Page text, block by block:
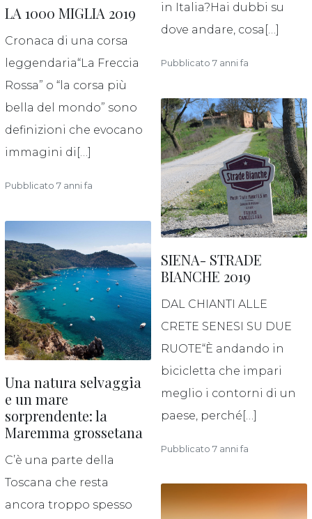
in Italia?Hai dubbi su
dove andare, cosa[…]
Pubblicato 7 anni fa
LA 1000 MIGLIA 2019
Cronaca di una corsa
leggendaria“La Freccia
Rossa” o “la corsa più
bella del mondo” sono
definizioni che evocano
immagini di[…]
Pubblicato 7 anni fa
SIENA- STRADE
BIANCHE 2019
DAL CHIANTI ALLE
CRETE SENESI SU DUE
RUOTE“È andando in
bicicletta che impari
meglio i contorni di un
paese, perché[…]
Pubblicato 7 anni fa
Una natura selvaggia
e un mare
sorprendente: la
Maremma grossetana
C’è una parte della
Toscana che resta
ancora troppo spesso